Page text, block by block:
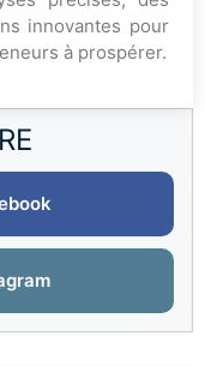
innovantes pour
à prospérer.